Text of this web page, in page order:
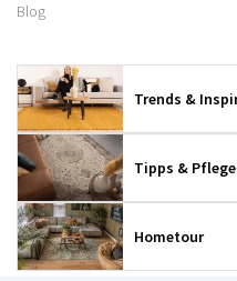
Blog
Trends &
Tipps & Pflege
Hometour